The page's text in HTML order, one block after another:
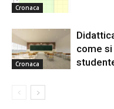
Cronaca
Cronaca
come